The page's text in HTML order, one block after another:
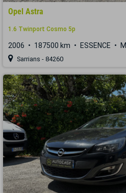
Opel Astra
1.6 Twinport Cosmo 5p
2006 187500 km ESSENCE
Sarrians - 84260